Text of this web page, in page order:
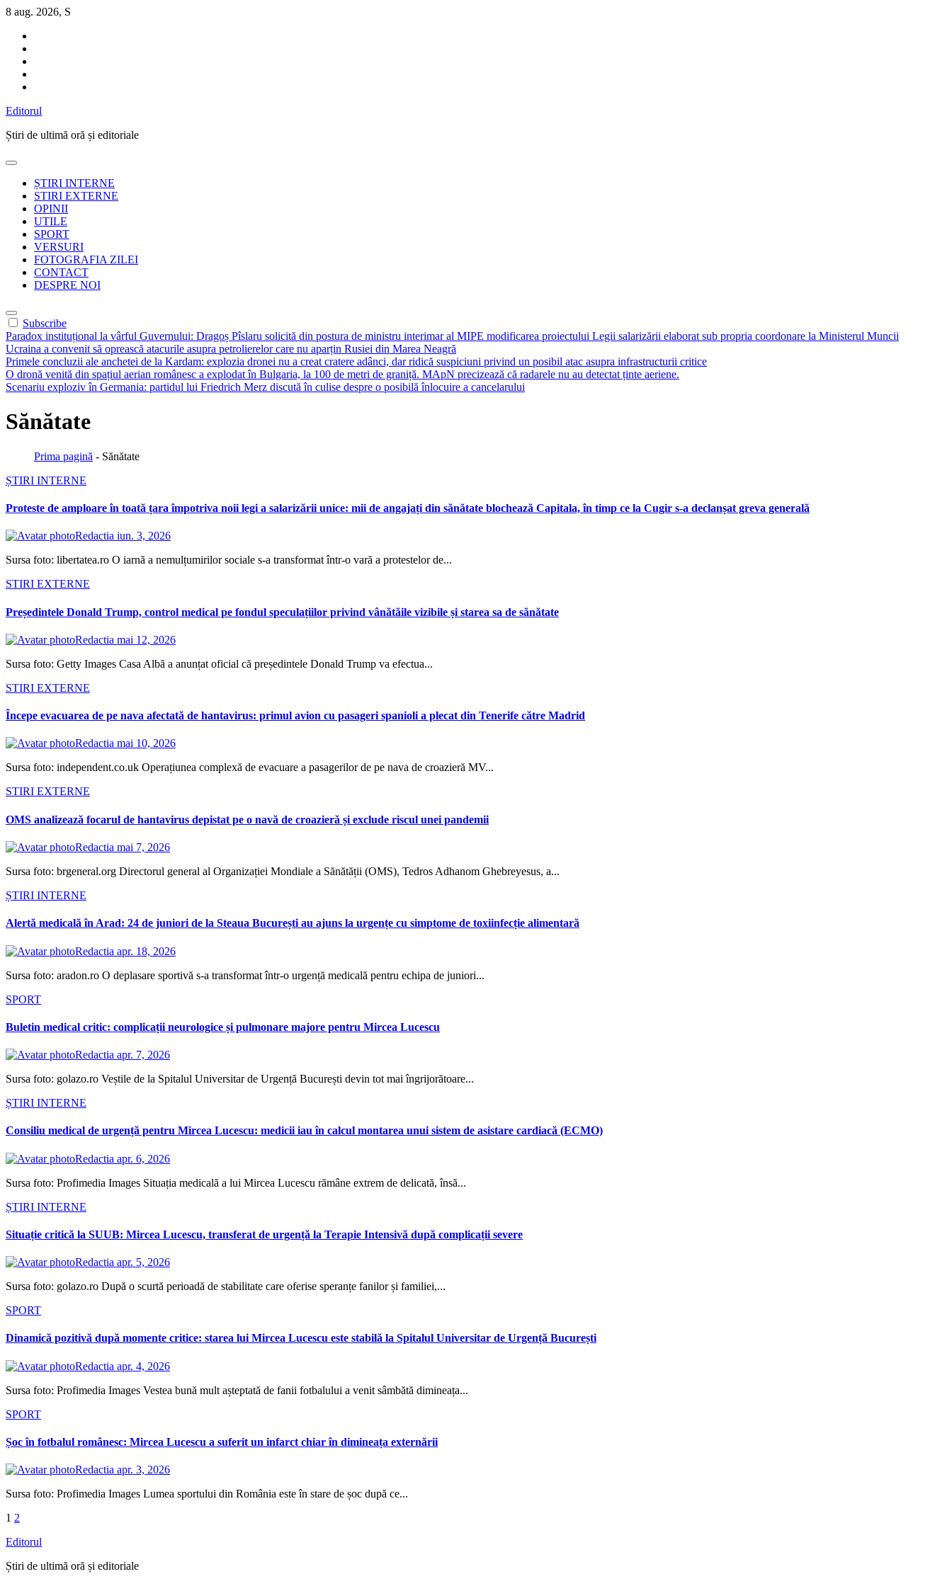
Sari
conținut
8 aug. 2026, S
Editorul
Știri de ultimă oră și editoriale
ȘTIRI INTERNE
STIRI EXTERNE
OPINII
UTILE
SPORT
VERSURI
FOTOGRAFIA ZILEI
CONTACT
DESPRE NOI
Subscribe
Paradox instituțional la vârful Guvernului: Dragoș Pîslaru solicită din postura de ministru interimar al MIPE modificarea proiectului Legii salarizării elaborat sub propria coordonare la Ministerul Muncii
Ucraina a convenit să oprească atacurile asupra petrolierelor care nu aparțin Rusiei din Marea Neagră
Primele concluzii ale anchetei de la Kardam: explozia dronei nu a creat cratere adânci, dar ridică suspiciuni privind un posibil atac asupra infrastructurii critice
O dronă venită din spațiul aerian românesc a explodat în Bulgaria, la 100 de metri de graniță. MApN precizează că radarele nu au detectat ținte aeriene.
Scenariu exploziv în Germania: partidul lui Friedrich Merz discută în culise despre o posibilă înlocuire a cancelarului
Sănătate
Prima pagină - Sănătate
ȘTIRI INTERNE
Proteste de amploare în toată țara împotriva noii legi a salarizării unice: mii de angajați din sănătate blochează Capitala, în timp ce la Cugir s-a declanșat greva generală
Redactia iun. 3, 2026
Sursa foto: libertatea.ro O iarnă a nemulțumirilor sociale s-a transformat într-o vară a protestelor de...
STIRI EXTERNE
Președintele Donald Trump, control medical pe fondul speculațiilor privind vânătăile vizibile și starea sa de sănătate
Redactia mai 12, 2026
Sursa foto: Getty Images Casa Albă a anunțat oficial că președintele Donald Trump va efectua...
STIRI EXTERNE
Începe evacuarea de pe nava afectată de hantavirus: primul avion cu pasageri spanioli a plecat din Tenerife către Madrid
Redactia mai 10, 2026
Sursa foto: independent.co.uk Operațiunea complexă de evacuare a pasagerilor de pe nava de croazieră MV...
STIRI EXTERNE
OMS analizează focarul de hantavirus depistat pe o navă de croazieră și exclude riscul unei pandemii
Redactia mai 7, 2026
Sursa foto: brgeneral.org Directorul general al Organizației Mondiale a Sănătății (OMS), Tedros Adhanom Ghebreyesus, a...
ȘTIRI INTERNE
Alertă medicală în Arad: 24 de juniori de la Steaua București au ajuns la urgențe cu simptome de toxiinfecție alimentară
Redactia apr. 18, 2026
Sursa foto: aradon.ro O deplasare sportivă s-a transformat într-o urgență medicală pentru echipa de juniori...
SPORT
Buletin medical critic: complicații neurologice și pulmonare majore pentru Mircea Lucescu
Redactia apr. 7, 2026
Sursa foto: golazo.ro Veștile de la Spitalul Universitar de Urgență București devin tot mai îngrijorătoare...
ȘTIRI INTERNE
Consiliu medical de urgență pentru Mircea Lucescu: medicii iau în calcul montarea unui sistem de asistare cardiacă (ECMO)
Redactia apr. 6, 2026
Sursa foto: Profimedia Images Situația medicală a lui Mircea Lucescu rămâne extrem de delicată, însă...
ȘTIRI INTERNE
Situație critică la SUUB: Mircea Lucescu, transferat de urgență la Terapie Intensivă după complicații severe
Redactia apr. 5, 2026
Sursa foto: golazo.ro După o scurtă perioadă de stabilitate care oferise speranțe fanilor și familiei,...
SPORT
Dinamică pozitivă după momente critice: starea lui Mircea Lucescu este stabilă la Spitalul Universitar de Urgență București
Redactia apr. 4, 2026
Sursa foto: Profimedia Images Vestea bună mult așteptată de fanii fotbalului a venit sâmbătă dimineața...
SPORT
Șoc în fotbalul românesc: Mircea Lucescu a suferit un infarct chiar în dimineața externării
Redactia apr. 3, 2026
Sursa foto: Profimedia Images Lumea sportului din România este în stare de șoc după ce...
Paginație
articole
1 2
Editorul
Știri de ultimă oră și editoriale